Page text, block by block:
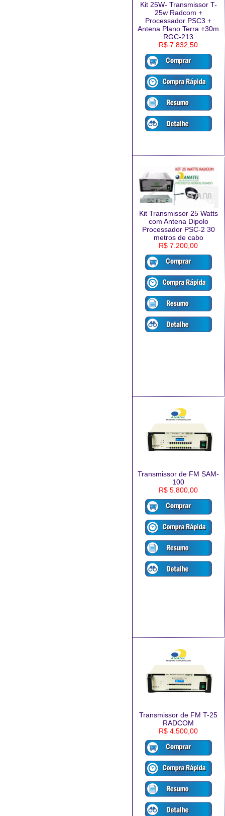
Kit 25W- Transmissor T-
25w Radcom +
Processador PSC3 +
Antena Plano Terra +30m
RGC-213
R$ 7.832,50
Kit Transmissor 25 Watts
com Antena Dipolo
Processador PSC-2 30
metros de cabo
R$ 7.200,00
Transmissor de FM SAM-
100
R$ 5.800,00
Transmissor de FM T-25
RADCOM
R$ 4.500,00